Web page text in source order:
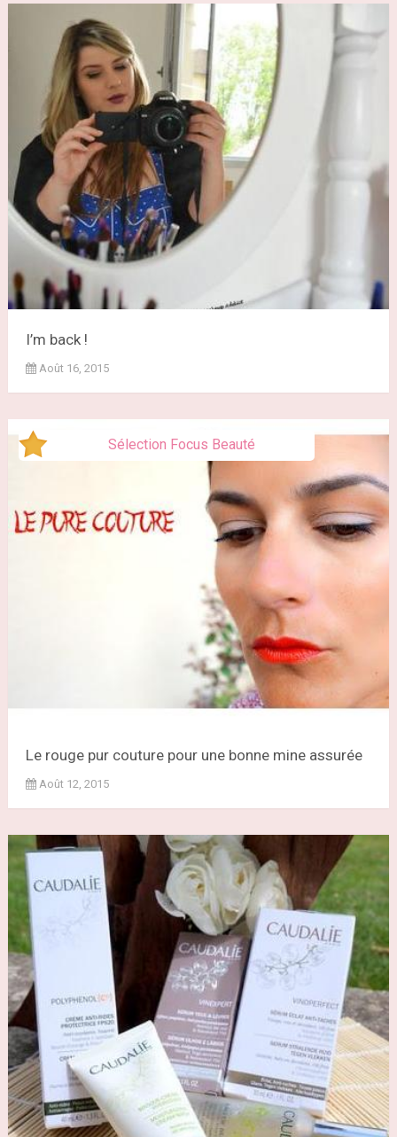
I’m back !
Août 16, 2015
Sélection Focus Beauté
Le rouge pur couture pour une bonne mine assurée
Août 12, 2015